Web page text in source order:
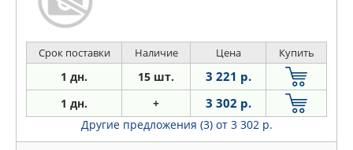
Срок поставки Наличие Цена Купить
1 дн. 15 шт. 3 221 р.
1 дн. + 3 302 р.
Другие предложения (3) от 3 302 р.